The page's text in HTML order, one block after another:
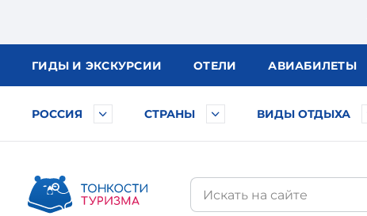
ГИДЫ И ЭКСКУРСИИ ОТЕЛИ АВИАБИЛЕТЫ
РОССИЯ СТРАНЫ ВИДЫ ОТДЫХА